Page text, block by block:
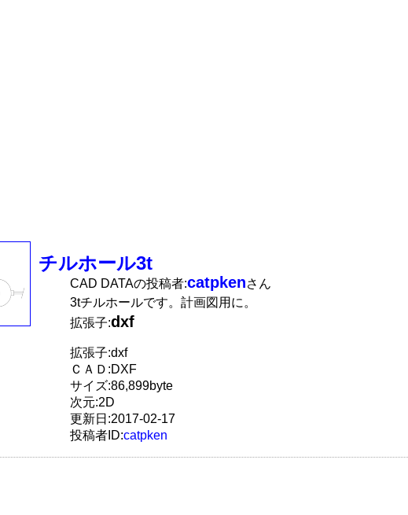
チルホール3t
CAD DATAの投稿者:catpkenさん
3tチルホールです。計画図用に。
拡張子:dxf
拡張子:dxf
ＣＡＤ:DXF
サイズ:86,899byte
次元:2D
更新日:2017-02-17
投稿者ID:catpken